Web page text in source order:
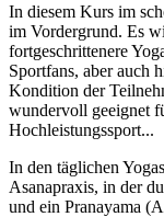
In diesem Kurs im
im Vordergrund. Es
fortgeschrittenere
Sportfans, aber auch
Kondition der
wundervoll geeignet
Hochleistungssport...
In den täglichen
Asanapraxis, in der
und ein Pranayama